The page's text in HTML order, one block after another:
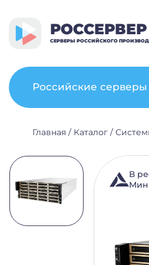
РОССЕРВЕР
СЕРВЕРЫ РОССИЙСКОГО
Российские серверы
Главная / Каталог /
В